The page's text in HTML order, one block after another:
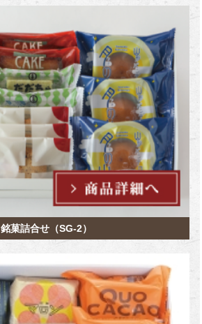
銘菓詰合せ（SG-2）